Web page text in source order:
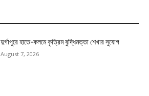
দুর্গাপুরে হাতে-কলমে কৃত্রিম বুদ্ধিমত্তা শেখার সুযোগ
August 7, 2026